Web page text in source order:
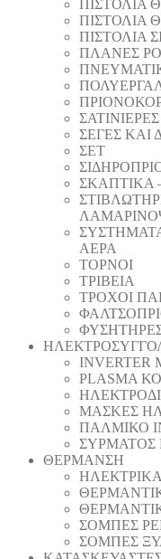
ΠΙΣΤΟΛΙΑ
ΠΙΣΤΟΛΙΑ
ΠΛΑΝΕΣ
ΣΑΤΙΝΙΕΡΕΣ
ΣΕΓΕΣ ΚΑΙ
ΣΕΤ
ΣΚΑΠΤΙΚΑ
ΑΕΡΑ
ΤΟΡΝΟΙ
ΤΡΙΒΕΙΑ
ΤΡΟΧΟΙ
INVERTER
PLASMA
ΜΑΣΚΕΣ
ΠΑΛΜΙΚΟ
ΣΥΡΜΑΤΟΣ
ΘΕΡΜΑΝΣΗ
ΣΟΜΠΕΣ
ΣΟΜΠΕΣ